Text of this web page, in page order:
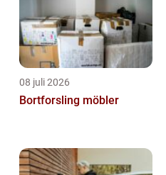
08 juli 2026
Bortforsling möbler